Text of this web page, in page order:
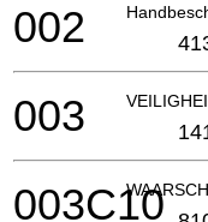
002
003
003C10